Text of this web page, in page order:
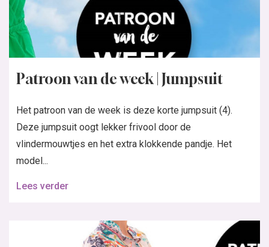
Patroon van de week | Jumpsuit
Het patroon van de week is deze korte jumpsuit (4).
Deze jumpsuit oogt lekker frivool door de
vlindermouwtjes en het extra klokkende pandje. Het
model...
Lees verder